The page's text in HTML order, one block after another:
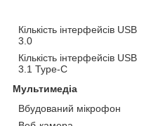
Кількість інтерфейсів USB
3.0
Кількість інтерфейсів USB
3.1 Type-C
Мультимедіа
Вбудований мікрофон